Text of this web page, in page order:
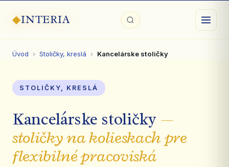
◆INTERIA
Úvod › Stoličky, kreslá › Kancelárske stoličky
STOLIČKY, KRESLÁ
Kancelárske stoličky —
stoličky na kolieskach pre
flexibilné pracoviská